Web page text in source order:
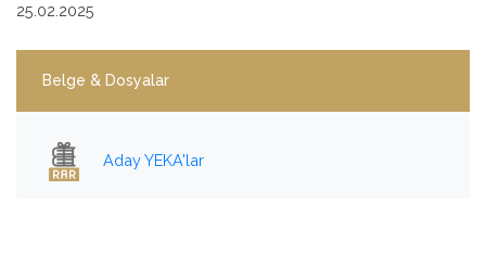
25.02.2025
Belge & Dosyalar
Aday YEKA'lar